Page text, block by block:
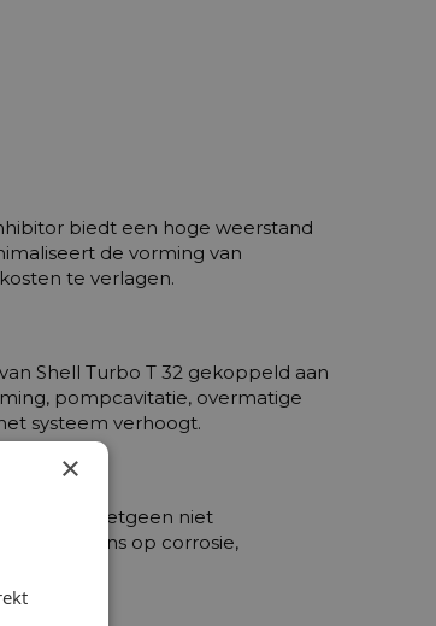
biedt een hoge weerstand
de vorming van
te verlagen.
Shell Turbo T 32 gekoppeld aan
pompcavitatie, overmatige
systeem verhoogt.
water, hetgeen niet
de kans op corrosie,
×